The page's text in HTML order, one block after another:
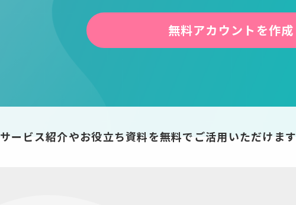
無料アカウントを作成
サービス紹介やお役立ち資料を無料でご活用いただけます